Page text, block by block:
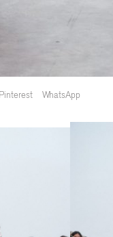
Pinterest WhatsApp